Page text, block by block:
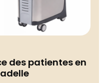
des patientes en